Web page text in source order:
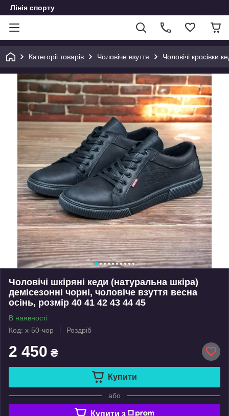
Лінія спорту
Категоріі товарів Чоловіче взуття Чоловічі кросівки
Чоловічі шкіряні кеди (натуральна шкіра)
демісезонні чорні, чоловіче взуття весна
осінь, розмір 40 41 42 43 44 45
В наявності
Код: х-50-чор
Роздріб
2 450 ₴
Купити
або
Купити з